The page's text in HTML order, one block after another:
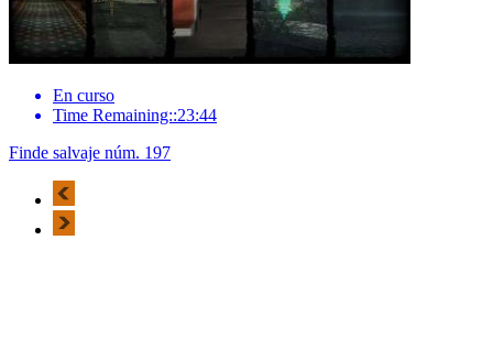
En curso
Time Remaining::23:44
Finde salvaje núm. 197